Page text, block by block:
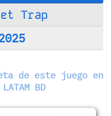
Trap
de este juego en
BD